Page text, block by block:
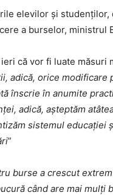
elevilor și
a burselor, ministrul
ieri că vor fi luate măsuri
adică, orice modificare
înscrie în anumite
adică, așteptăm
sistemul educației
”
burse a crescut
când are mai mulți